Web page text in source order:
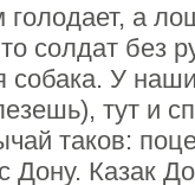
а
солдат без
собака. У
тут и
таков:
Дону. Казак